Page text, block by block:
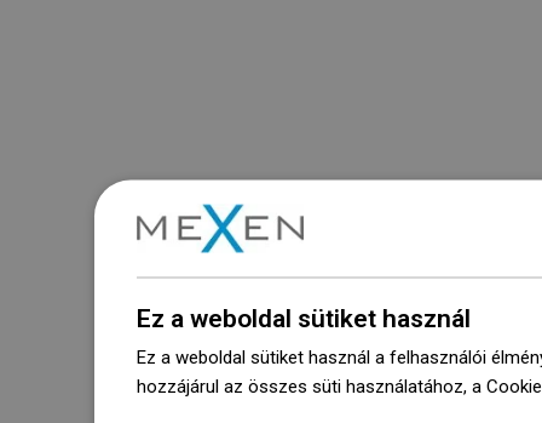
Ez a weboldal sütiket használ
Ez a weboldal sütiket használ a felhasználói
hozzájárul az összes süti használatához, a